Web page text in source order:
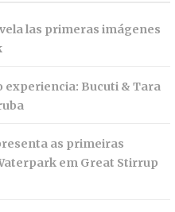
las primeras imágenes
experiencia: Bucuti & Tara
as primeiras
em Great Stirrup